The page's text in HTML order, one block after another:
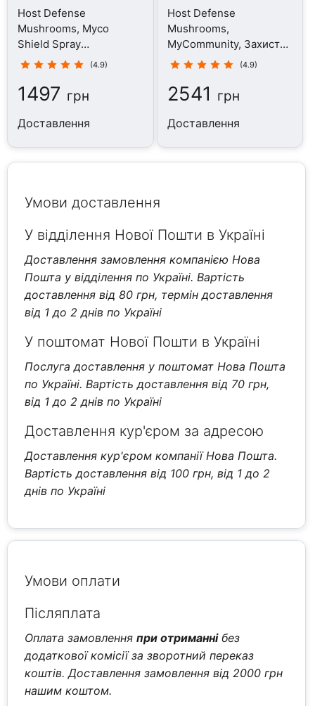
Host Defense
Mushrooms, Myco
Shield Spray
Peppermint, Гриби, 30
(4.9)
1497 грн
Доставлення
Host Defense
Mushrooms,
MyCommunity, Захист
імунної системи, 60
(4.9)
2541 грн
Доставлення
Умови доставлення
У відділення Нової Пошти в Україні
Доставлення замовлення компанією Нова
Пошта у відділення по Україні. Вартість
доставлення від 80 грн, термін доставлення
від 1 до 2 днів по Україні
У поштомат Нової Пошти в Україні
Послуга доставлення у поштомат Нова Пошта
по Україні. Вартість доставлення від 70 грн,
від 1 до 2 днів по Україні
Доставлення кур'єром за адресою
Доставлення кур'єром компанії Нова Пошта.
Вартість доставлення від 100 грн, від 1 до 2
днів по Україні
Умови оплати
Післяплата
Оплата замовленняпри отриманнібез
додаткової комісії за зворотний переказ
коштів. Доставлення замовлення від 2000 грн
нашим коштом.